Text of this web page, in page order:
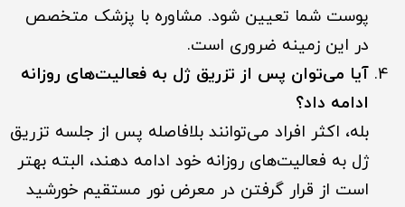
پوست شما تعیین شود. مشاوره با پزشک متخصص
در این زمینه ضروری است.
آیا می‌توان پس از تزریق ژل به فعالیت‌های روزانه
ادامه داد؟
بله، اکثر افراد می‌توانند بلافاصله پس از جلسه تزریق
ژل به فعالیت‌های روزانه خود ادامه دهند، البته بهتر
است از قرار گرفتن در معرض نور مستقیم خورشید